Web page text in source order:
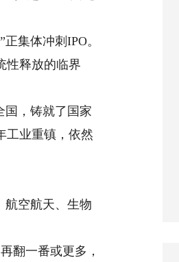
集体冲刺IPO。
性释放的临界
，铸就了国家
工业重镇，依然
空航天、生物
翻一番或更多，